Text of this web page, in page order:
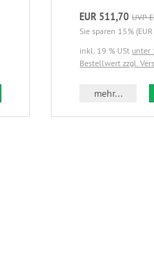
EUR 511,70 UVP
Sie sparen 15%
inkl. 19 % USt unter
Bestellwert zzgl.
mehr...